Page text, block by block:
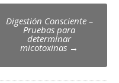
Digestión Consciente –
Pruebas para
determinar
micotoxinas →